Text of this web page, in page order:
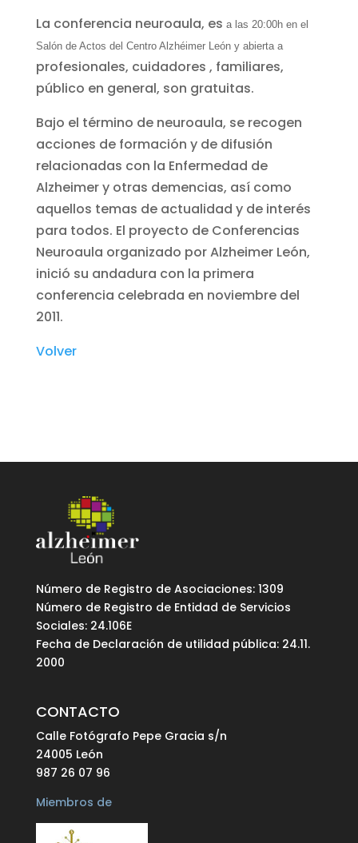
La conferencia neuroaula, es a las 20:00h en el
Salón de Actos del Centro Alzhéimer León y abierta a
profesionales, cuidadores , familiares,
público en general, son gratuitas.
Bajo el término de neuroaula, se recogen
acciones de formación y de difusión
relacionadas con la Enfermedad de
Alzheimer y otras demencias, así como
aquellos temas de actualidad y de interés
para todos. El proyecto de Conferencias
Neuroaula organizado por Alzheimer León,
inició su andadura con la primera
conferencia celebrada en noviembre del
2011.
Volver
Número de Registro de Asociaciones: 1309
Número de Registro de Entidad de Servicios
Sociales: 24.106E
Fecha de Declaración de utilidad pública: 24.11.
2000
CONTACTO
Calle Fotógrafo Pepe Gracia s/n
24005 León
987 26 07 96
Miembros de